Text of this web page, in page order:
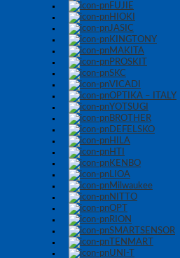
FUJIE
HIOKI
JASIC
KINGTONY
MAKITA
PROSKIT
SKC
VICADI
OPTIKA – ITALY
YOTSUGI
BROTHER
DEFELSKO
HILA
HTI
KENBO
LIOA
Milwaukee
NITTO
OPT
RION
SMARTSENSOR
TENMART
UNI-T